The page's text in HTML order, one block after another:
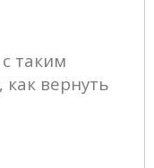
таким
вернуть